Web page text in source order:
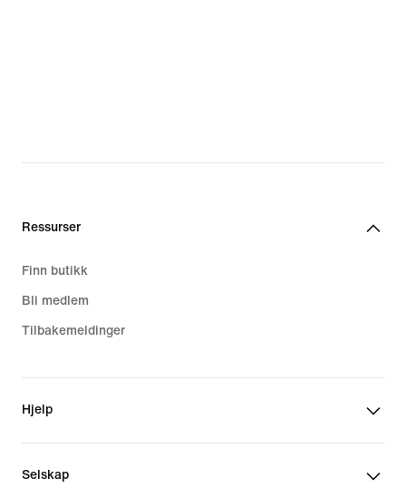
Ressurser
Finn butikk
Bli medlem
Tilbakemeldinger
Hjelp
Selskap